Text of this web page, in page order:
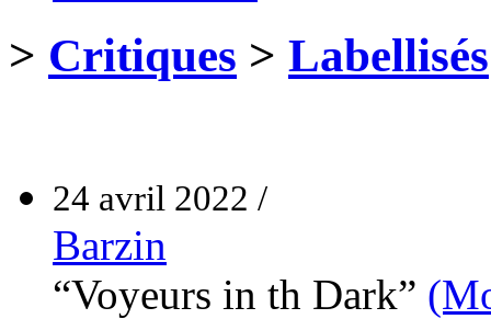
> Critiques > Labellisés
24 avril 2022 /
Barzin
“Voyeurs in th Dark”